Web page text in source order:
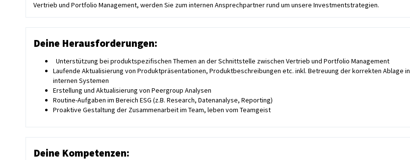
Vertrieb und Portfolio Management, werden Sie zum internen Ansprechpartner rund um unsere Investmentstrategien.
Deine Herausforderungen:
Unterstützung bei produktspezifischen Themen an der Schnittstelle zwischen Vertrieb und Portfolio Management
Laufende Aktualisierung von Produktpräsentationen, Produktbeschreibungen etc. inkl. Betreuung der korrekten Ablage in
internen Systemen
Erstellung und Aktualisierung von Peergroup Analysen
Routine-Aufgaben im Bereich ESG (z.B. Research, Datenanalyse, Reporting)
Proaktive Gestaltung der Zusammenarbeit im Team, leben vom Teamgeist
Deine Kompetenzen: